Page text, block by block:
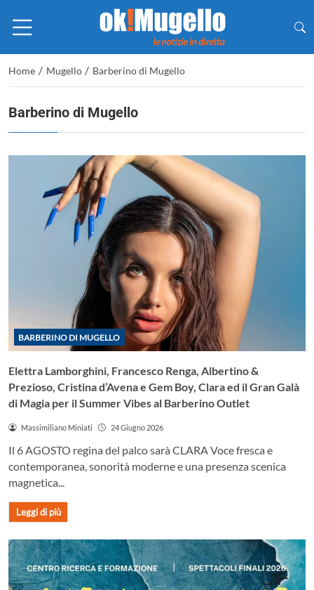
Home / Mugello / Barberino di Mugello
Barberino di Mugello
BARBERINO DI MUGELLO
Elettra Lamborghini, Francesco Renga, Albertino &
Prezioso, Cristina d’Avena e Gem Boy, Clara ed il Gran Galà
di Magia per il Summer Vibes al Barberino Outlet
Massimiliano Miniati 24 Giugno 2026
Il 6 AGOSTO regina del palco sarà CLARA Voce fresca e
contemporanea, sonorità moderne e una presenza scenica
magnetica...
Leggi di più